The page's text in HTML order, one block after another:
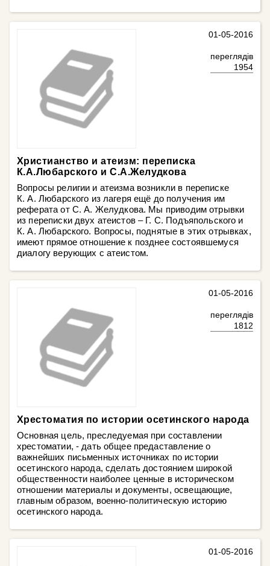
01-05-2016
переглядів
1954
Христианство и атеизм: переписка
К.А.Любарского и С.А.Желудкова
Вопросы религии и атеизма возникли в переписке
К. А. Любарского из лагеря ещё до получения им
реферата от С. А. Желудкова. Мы приводим отрывки
из переписки двух атеистов – Г. С. Подъяпольского и
К. А. Любарского. Вопросы, поднятые в этих отрывках,
имеют прямое отношение к позднее состоявшемуся
диалогу верующих с атеистом.
01-05-2016
переглядів
1812
Хрестоматия по истории осетинского народа
Основная цель, преследуемая при составлении
хрестоматии, - дать общее предаставление о
важнейших письменных источниках по истории
осетинского народа, сделать достоянием широкой
общественности наиболее ценные в историческом
отношении материалы и документы, освещающие,
главным образом, военно-политическую историю
осетинского народа.
01-05-2016